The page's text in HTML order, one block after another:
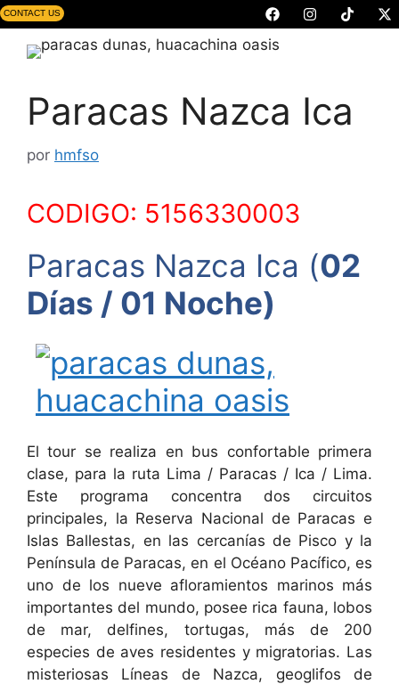
CONTACT US
Paracas Nazca Ica
por hmfso
CODIGO: 5156330003
Paracas Nazca Ica (02
Días / 01 Noche)
El tour se realiza en bus confortable primera
clase, para la ruta Lima / Paracas / Ica / Lima.
Este programa concentra dos circuitos
principales, la Reserva Nacional de Paracas e
Islas Ballestas, en las cercanías de Pisco y la
Península de Paracas, en el Océano Pacífico, es
uno de los nueve afloramientos marinos más
importantes del mundo, posee rica fauna, lobos
de mar, delfines, tortugas, más de 200
especies de aves residentes y migratorias. Las
misteriosas Líneas de Nazca, geoglifos de